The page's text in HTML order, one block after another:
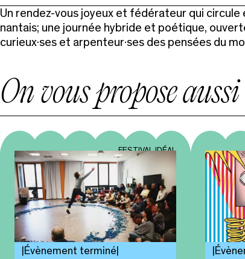
Un rendez-vous joyeux et fédérateur qui
nantais; une journée hybride et poétique,
curieux·ses et arpenteur·ses des pensées du
On vous propose aussi
FESTIVAL IDÉAL
Évènement terminé